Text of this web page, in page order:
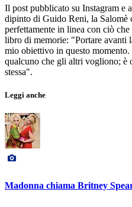
Il post pubblicato su Instagram e
dipinto di Guido Reni, la Salomè
perfettamente in linea con ciò
libro di memorie: "Portare avanti
mio obiettivo in questo
qualcuno che gli altri vogliono; è
stessa".
Leggi anche
Madonna chiama Britney